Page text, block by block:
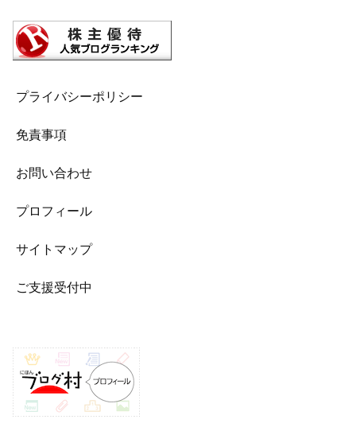
プライバシーポリシー
免責事項
お問い合わせ
プロフィール
サイトマップ
ご支援受付中